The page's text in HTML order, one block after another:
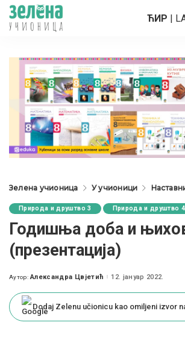
ЋИР |
Зелена учионица У учионици
Природа и друштво 3 Природа и друштво 4
Годишња доба и
(презентација)
Posted
Аутор: Александра Цвјетић 12. јануар 2022.
Dodaj Zelenu učionicu kao omiljeni izvor